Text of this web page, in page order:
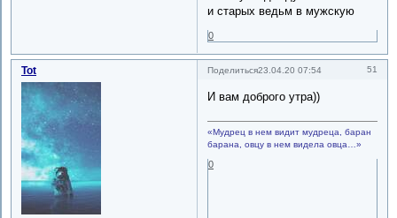
и старых ведьм в мужскую
0
Поделиться 51
23.04.20 07:54
Tot
И вам доброго утра))
«Мудрец в нем видит мудреца, баран
барана, овцу в нем видела овца…»
0